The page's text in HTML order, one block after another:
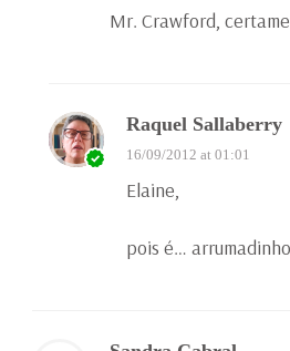
Mr. Crawford,
Raquel Sallaberry
16/09/2012 at 01:01
Elaine,
pois é…